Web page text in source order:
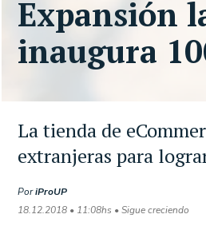
La tienda de
extranjeras para
PoriProUP
18.12.2018 • 11:08hs • Sigue creciendo
Expansión
inaugura